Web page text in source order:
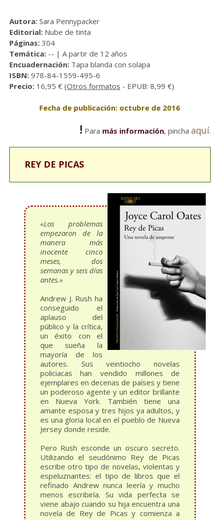
Autora: Sara Pennypacker
Editorial:Nube de tinta
Páginas:304
Temática:-- | A partir de 12 años
Encuadernación:Tapa blanda con solapa
ISBN: 978-84-1559-495-6
Precio:16,95 € (Otros formatos - EPUB: 8,99 €)
Fecha de publicación: octubre de 2016
! Para más información, pincha aquí.
REY DE PICAS
«Los problemas
empezaron de la
manera más
inocente cinco
meses, dos
semanas y seis días
antes.»
Andrew J. Rush ha
conseguido el
aplauso del
público y la crítica,
un éxito con el
que sueña la
mayoría de los
autores. Sus veintiocho novelas
policiacas han vendido millones de
ejemplares en decenas de países y tiene
un poderoso agente y un editor brillante
en Nueva York. También tiene una
amante esposa y tres hijos ya adultos, y
es una gloria local en el pueblo de Nueva
Jersey donde reside.
Pero Rush esconde un oscuro secreto.
Utilizando el seudónimo Rey de Picas
escribe otro tipo de novelas, violentas y
espeluznantes: el tipo de libros que el
refinado Andrew nunca leería y mucho
menos escribiría. Su vida perfecta se
viene abajo cuando su hija encuentra una
novela de Rey de Picas y comienza a